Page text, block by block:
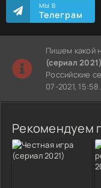
МЫ В
Телеграм
Пишем какой
(сериал 2021)
Российские
07-2021,
Рекомендуем